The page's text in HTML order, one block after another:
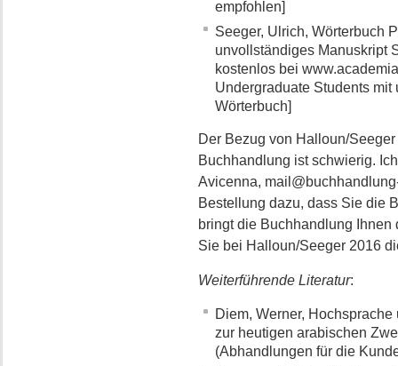
empfohlen]
Seeger, Ulrich, Wörterbuch
unvollständiges Manuskript
kostenlos bei
Undergraduate Students
Wörterbuch]
Der Bezug von Halloun/
Buchhandlung ist schwierig.
Avicenna,
Bestellung dazu, dass Sie die
bringt die Buchhandlung
Sie bei Halloun/Seeger 2016
Weiterführende Literatur:
Diem, Werner,
zur heutigen arabischen
(Abhandlungen für die